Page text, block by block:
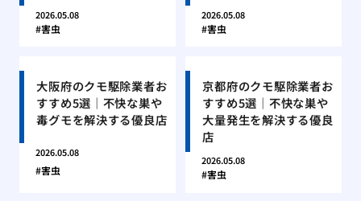
2026.05.08
害虫
2026.05.08
害虫
大阪府のクモ駆除業者お
すすめ5選｜不快な巣や
毒グモを解決する優良店
2026.05.08
害虫
京都府のクモ駆除業者お
すすめ5選｜不快な巣や
大量発生を解決する優良
店
2026.05.08
害虫